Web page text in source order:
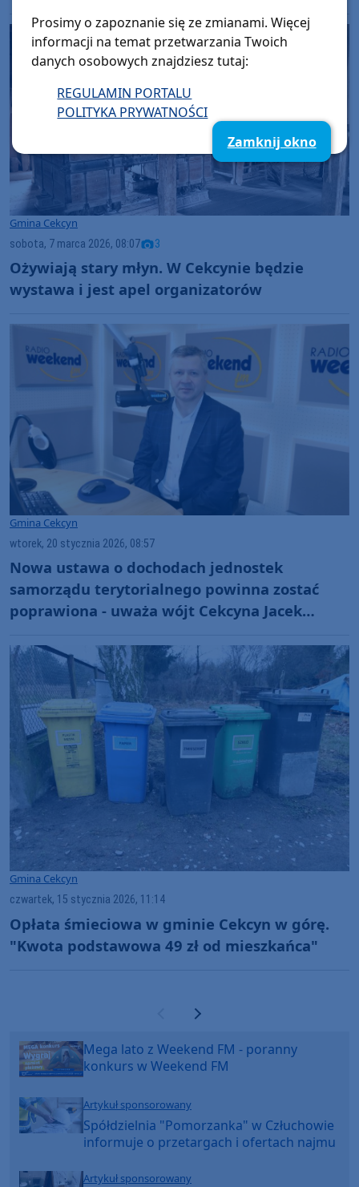
Gmina Cekcyn
sobota, 7 marca 2026, 08:07 3
Ożywiają stary młyn. W Cekcynie będzie
wystawa i jest apel organizatorów
Gmina Cekcyn
wtorek, 20 stycznia 2026, 08:57
Nowa ustawa o dochodach jednostek
samorządu terytorialnego powinna zostać
poprawiona - uważa wójt Cekcyna Jacek
Gmina Cekcyn
czwartek, 15 stycznia 2026, 11:14
Opłata śmieciowa w gminie Cekcyn w górę.
"Kwota podstawowa 49 zł od mieszkańca"
Poprzednia strona
Następna strona
Mega lato z Weekend FM - poranny
konkurs w Weekend FM
Artykuł sponsorowany
Spółdzielnia "Pomorzanka" w Człuchowie
informuje o przetargach i ofertach najmu
Artykuł sponsorowany
Prosimy o zapoznanie się ze zmianami. Więcej
informacji na temat przetwarzania Twoich
danych osobowych znajdziesz tutaj:
REGULAMIN PORTALU
POLITYKA PRYWATNOŚCI
Zamknij okno